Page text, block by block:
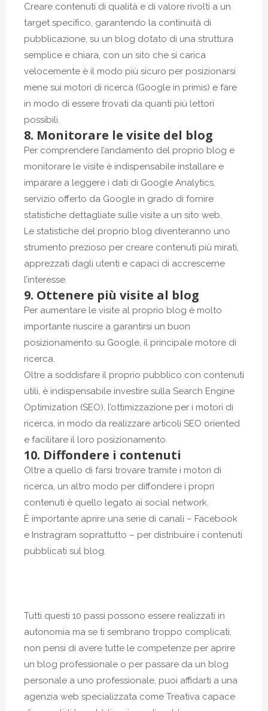
Creare contenuti di qualità e di valore rivolti a un
target specifico, garantendo la continuità di
pubblicazione, su un blog dotato di una struttura
semplice e chiara, con un sito che si carica
velocemente è il modo più sicuro per posizionarsi
mene sui motori di ricerca (Google in primis) e fare
in modo di essere trovati da quanti più lettori
possibili.
8. Monitorare le visite del blog
Per comprendere l’andamento del proprio blog e
monitorare le visite è indispensabile installare e
imparare a leggere i dati di Google Analytics,
servizio offerto da Google in grado di fornire
statistiche dettagliate sulle visite a un sito web.
Le statistiche del proprio blog diventeranno uno
strumento prezioso per creare contenuti più mirati,
apprezzati dagli utenti e capaci di accrescerne
l’interesse.
9. Ottenere più visite al blog
Per aumentare le visite al proprio blog è molto
importante riuscire a garantirsi un buon
posizionamento su Google, il principale motore di
ricerca.
Oltre a soddisfare il proprio pubblico con contenuti
utili, è indispensabile investire sulla Search Engine
Optimization (SEO), l’ottimizzazione per i motori di
ricerca, in modo da realizzare articoli SEO oriented
e facilitare il loro posizionamento.
10. Diffondere i contenuti
Oltre a quello di farsi trovare tramite i motori di
ricerca, un altro modo per diffondere i propri
contenuti è quello legato ai social network.
È importante aprire una serie di canali – Facebook
e Instragram soprattutto – per distribuire i contenuti
pubblicati sul blog.
Tutti questi 10 passi possono essere realizzati in
autonomia ma se ti sembrano troppo complicati,
non pensi di avere tutte le competenze per aprire
un blog professionale o per passare da un blog
personale a uno professionale, puoi affidarti a una
agenzia web specializzata come Treativa capace